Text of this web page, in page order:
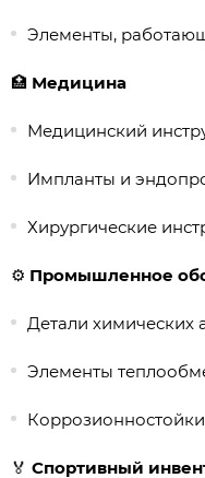
Элементы,
🏥 Медицина
Медицинский
Импланты и
Хирургические
⚙️ Промышленное
Детали химических
Элементы
🏅 Спортивный